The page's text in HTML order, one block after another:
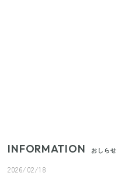
INFORMATION おしらせ
2026/02/18